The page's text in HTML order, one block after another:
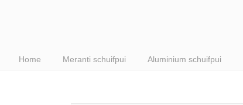
Home Meranti schuifpui Aluminium schuifpui